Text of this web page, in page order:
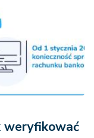
weryfikować